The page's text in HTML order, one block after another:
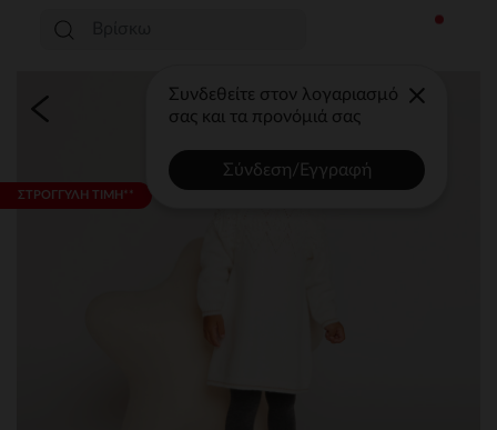
Συνδεθείτε στον λογαριασμό
σας και τα προνόμιά σας
Σύνδεση/Εγγραφή
ΣΤΡΟΓΓΥΛΗ ΤΙΜΗ**